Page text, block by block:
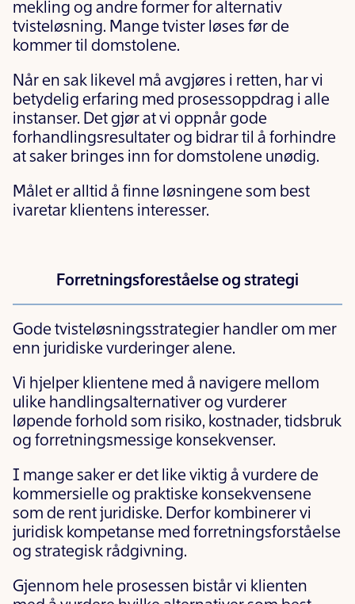
mekling og andre former for alternativ
tvisteløsning. Mange tvister løses før de
kommer til domstolene.
Når en sak likevel må avgjøres i retten, har vi
betydelig erfaring med prosessoppdrag i alle
instanser. Det gjør at vi oppnår gode
forhandlingsresultater og bidrar til å forhindre
at saker bringes inn for domstolene unødig.
Målet er alltid å finne løsningene som best
ivaretar klientens interesser.
Forretningsforeståelse og strategi
Gode tvisteløsningsstrategier handler om mer
enn juridiske vurderinger alene.
Vi hjelper klientene med å navigere mellom
ulike handlingsalternativer og vurderer
løpende forhold som risiko, kostnader, tidsbruk
og forretningsmessige konsekvenser.
I mange saker er det like viktig å vurdere de
kommersielle og praktiske konsekvensene
som de rent juridiske. Derfor kombinerer vi
juridisk kompetanse med forretningsforståelse
og strategisk rådgivning.
Gjennom hele prosessen bistår vi klienten